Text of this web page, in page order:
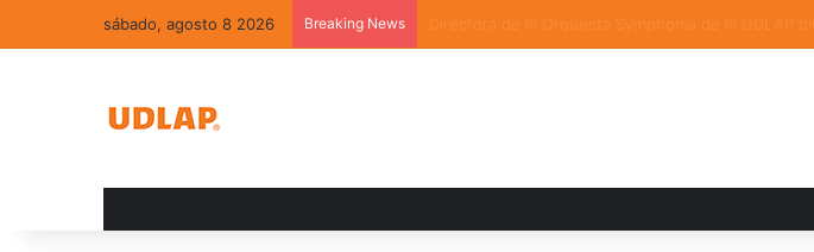
sábado, agosto 8 2026 Breaking News La convivencia familiar marca el cierre del Curso